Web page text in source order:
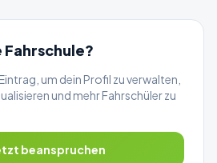
Fahrschule?
um dein Profil zu verwalten,
und mehr Fahrschüler zu
beanspruchen